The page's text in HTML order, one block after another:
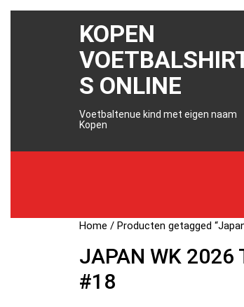
KOPEN
S ONLINE
Voetbaltenue kind met eigen naam
Kopen
Home / Producten getagged
JAPAN WK 2026
#18